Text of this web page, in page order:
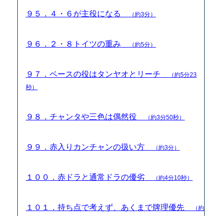
９５．４・６が主役になる （約3分）
９６．２・８トイツの重み （約5分）
９７．ベースの役はタンヤオとリーチ
（約5分23
秒）
９８．チャンタや三色は偶然役 （約3分50秒）
９９．赤入りカンチャンの扱い方 （約3分）
１００．赤ドラと通常ドラの優劣 （約4分10秒）
１０１．持ち点で考えず、あくまで牌理優先
（約